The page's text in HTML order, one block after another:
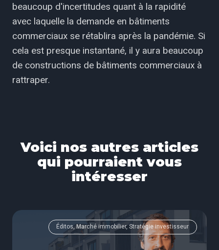
beaucoup d'incertitudes quant à la rapidité
avec laquelle la demande en bâtiments
commerciaux se rétablira après la pandémie. Si
cela est presque instantané, il y aura beaucoup
de constructions de bâtiments commerciaux à
rattraper.
Voici nos autres articles
qui pourraient vous
intéresser
Éditos, Marché immobilier, Stratégie investisseur